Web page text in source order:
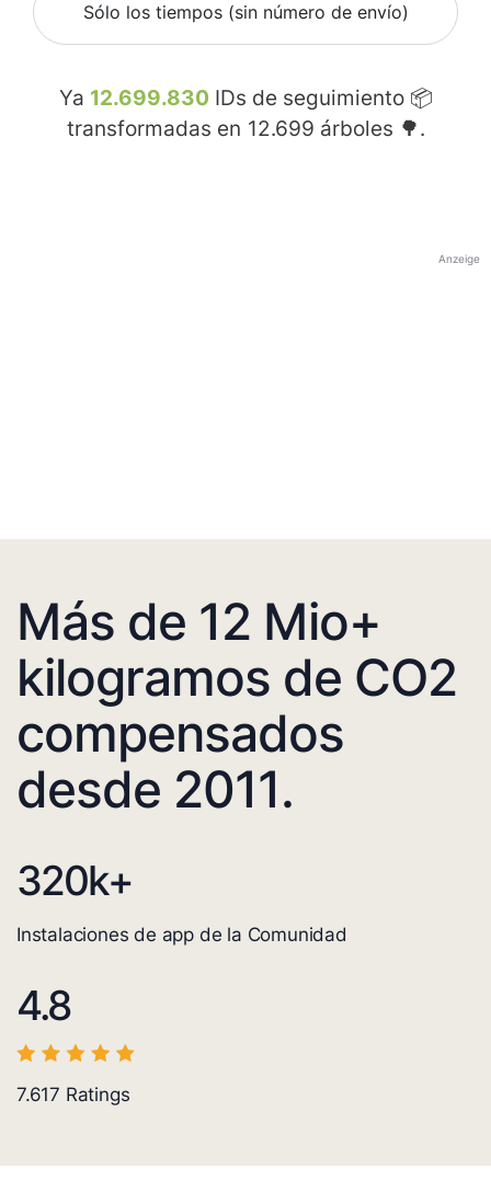
Sólo los tiempos (sin número de envío)
Ya 12.699.830 IDs de seguimiento 📦
transformadas en 12.699 árboles 🌳.
Anzeige
Más de 12 Mio+
kilogramos de CO2
compensados
desde 2011.
320k+
Instalaciones de app de la Comunidad
4.8
7.617 Ratings